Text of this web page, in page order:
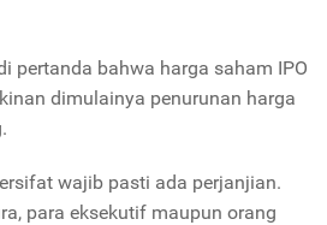
pertanda bahwa harga saham IPO
dimulainya penurunan harga
wajib pasti ada perjanjian.
para eksekutif maupun orang